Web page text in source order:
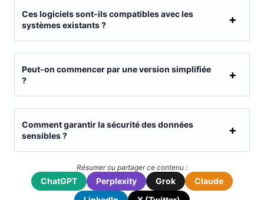
Ces logiciels sont-ils compatibles avec les
systèmes existants ?
Peut-on commencer par une version simplifiée
?
Comment garantir la sécurité des données
sensibles ?
Résumer ou partager ce contenu :
ChatGPT Perplexity Grok
Claude